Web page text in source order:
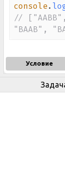
console.
//
"BAAB",
Условие